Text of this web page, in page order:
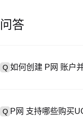
问答
Q 如何创建 P网 账户
Q P网 支持哪些购买